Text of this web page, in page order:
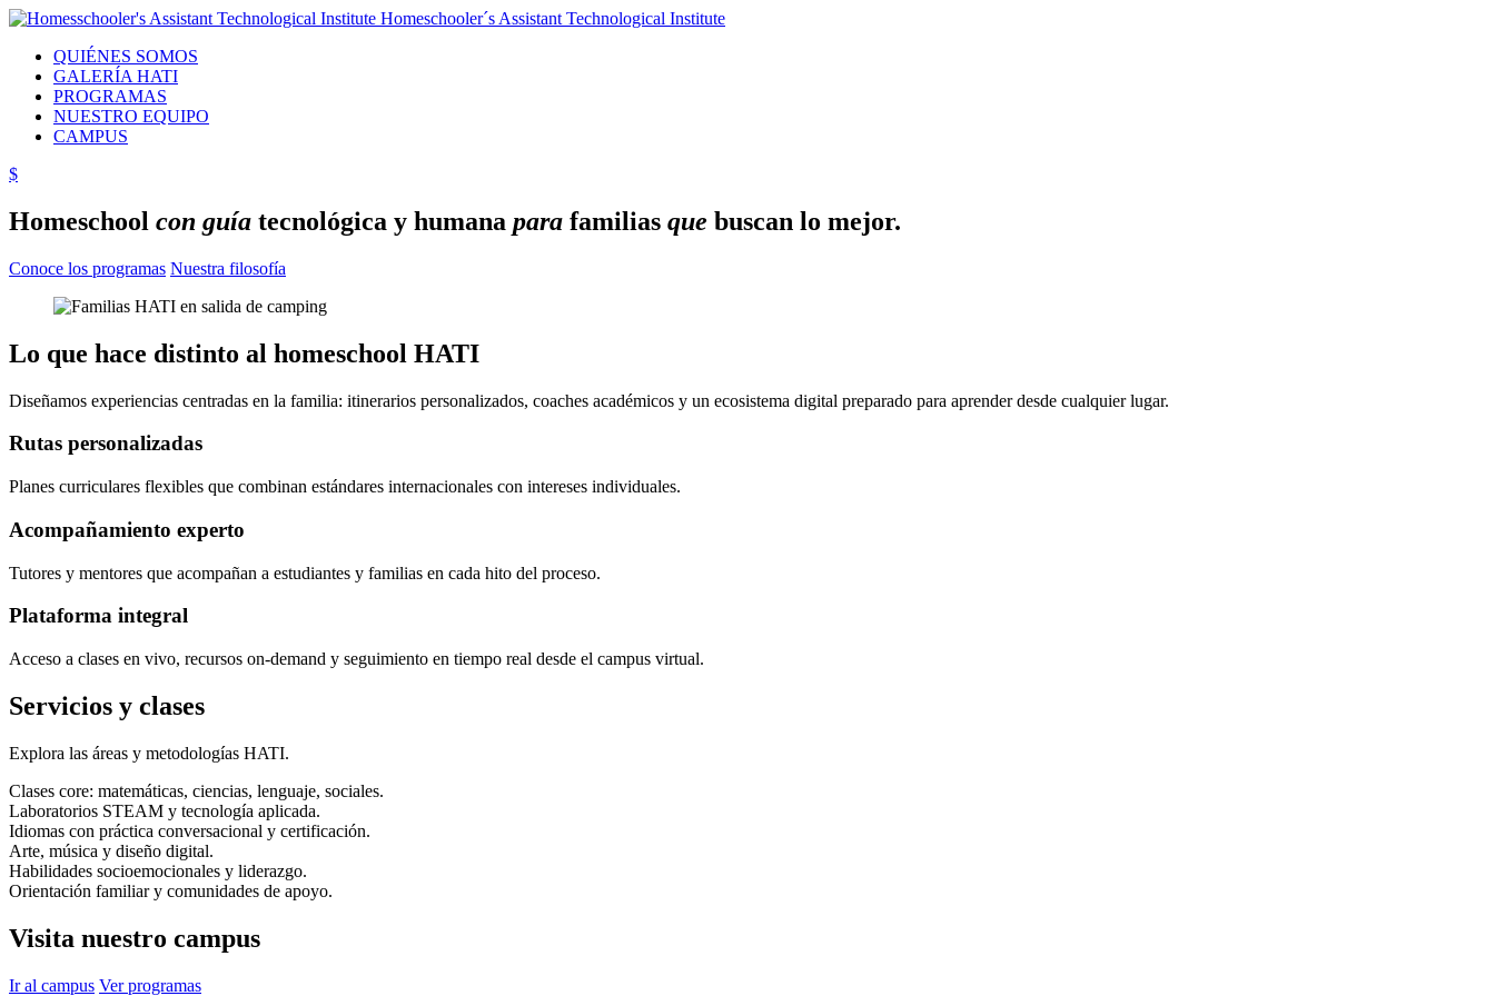
Homeschooler´s Assistant Technological Institute
QUIÉNES SOMOS
GALERÍA HATI
PROGRAMAS
NUESTRO EQUIPO
CAMPUS
$
Homeschool con guía tecnológica y humana para familias que buscan lo mejor.
Conoce los programas Nuestra filosofía
Lo que hace distinto al homeschool HATI
Diseñamos experiencias centradas en la familia: itinerarios personalizados, coaches académicos y un ecosistema digital preparado para aprender desde cualquier lugar.
Rutas personalizadas
Planes curriculares flexibles que combinan estándares internacionales con intereses individuales.
Acompañamiento experto
Tutores y mentores que acompañan a estudiantes y familias en cada hito del proceso.
Plataforma integral
Acceso a clases en vivo, recursos on-demand y seguimiento en tiempo real desde el campus virtual.
Servicios y clases
Explora las áreas y metodologías HATI.
Clases core: matemáticas, ciencias, lenguaje, sociales.
Laboratorios STEAM y tecnología aplicada.
Idiomas con práctica conversacional y certificación.
Arte, música y diseño digital.
Habilidades socioemocionales y liderazgo.
Orientación familiar y comunidades de apoyo.
Visita nuestro campus
Ir al campus Ver programas